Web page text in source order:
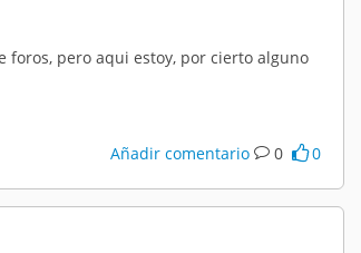
foros, pero aqui estoy, por cierto alguno
Añadir comentario 0 0